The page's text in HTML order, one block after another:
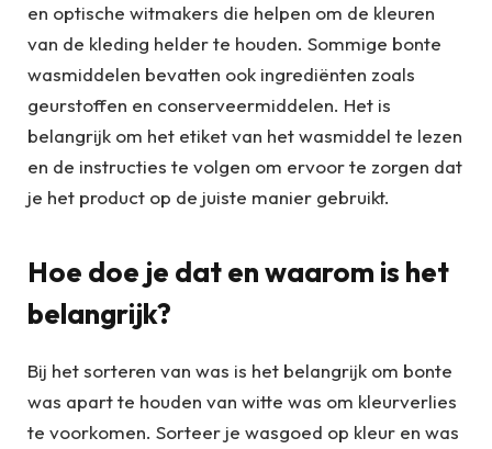
en optische witmakers die helpen om de kleuren
van de kleding helder te houden. Sommige bonte
wasmiddelen bevatten ook ingrediënten zoals
geurstoffen en conserveermiddelen. Het is
belangrijk om het etiket van het wasmiddel te lezen
en de instructies te volgen om ervoor te zorgen dat
je het product op de juiste manier gebruikt.
Hoe doe je dat en waarom is het
belangrijk?
Bij het sorteren van was is het belangrijk om bonte
was apart te houden van witte was om kleurverlies
te voorkomen. Sorteer je wasgoed op kleur en was